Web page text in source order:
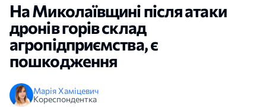
На Миколаївщині після атаки
дронів горів склад
агропідприємства, є
пошкодження
Марія Хаміцевич
Кореспондентка